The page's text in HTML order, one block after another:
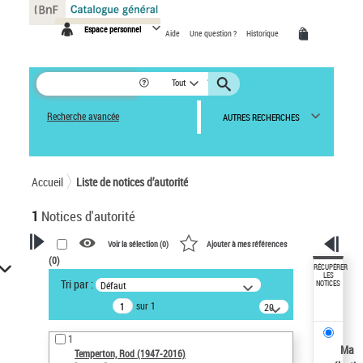
Espace personnel Aide Une question ? Historique
Tout
Recherche avancée AUTRES RECHERCHES
Accueil Liste de notices d’autorité
1 Notices d'autorité
VOTRE RECHERCHE
Recherche avancée dans les
notices d’autorité
Œuvres liées à l'auteur :
Temperton, Rod (1947-2016)
Voir la sélection (0) Ajouter à mes références
(0)
Tri par : Défaut
sur 1
20
résultats/page
1
Temperton, Rod (1947-2016)
RÉCUPÉRER
LES
NOTICES
Ma
Panneau de gestion des cookies